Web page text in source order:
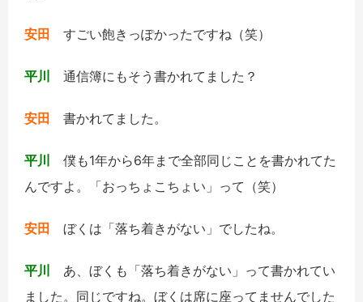
安田 すごい飽きっぽかったですね（笑）
平川 通信簿にもそう書かれてました？
安田 書かれてました。
平川
僕も1年から6年まで全部同じことを書かれてた
んですよ。「おっちょこちょい」って（笑）
安田 ぼくは「落ち着きがない」でしたね。
平川
あ、ぼくも「落ち着きがない」って書かれてい
ました。同じですね。ぼくは席に座ってませんでした